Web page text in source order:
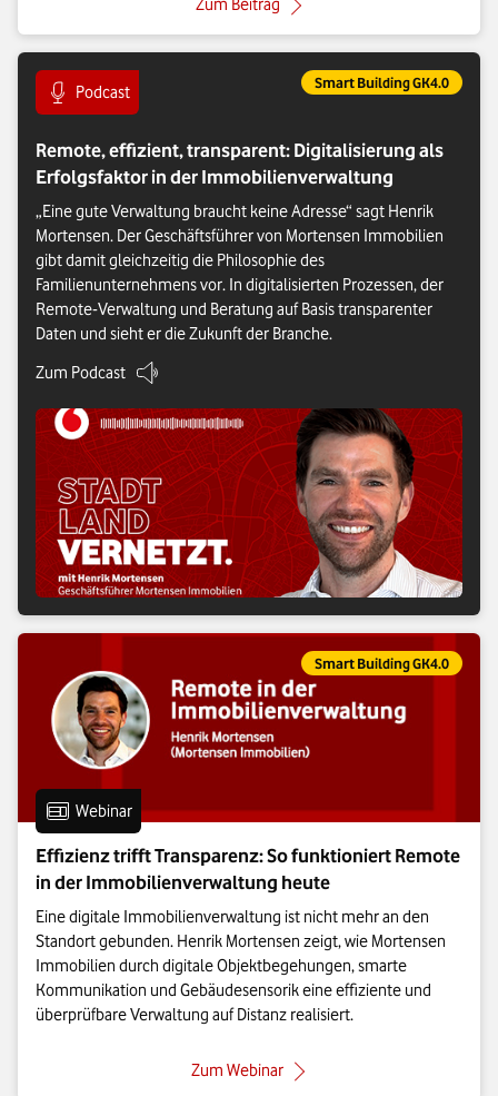
Zum Beitrag
Eintrag vom Format:
Podcast
Eintrag gehört zur Kategorie:
Smart Building GK4.0
Remote, effizient, transparent: Digitalisierung als
Erfolgsfaktor in der Immobilienverwaltung
„Eine gute Verwaltung braucht keine Adresse“ sagt Henrik
Mortensen. Der Geschäftsführer von Mortensen Immobilien
gibt damit gleichzeitig die Philosophie des
Familienunternehmens vor. In digitalisierten Prozessen, der
Remote-Verwaltung und Beratung auf Basis transparenter
Daten und sieht er die Zukunft der Branche.
Zum Podcast
: Remote, effizient, transparent: Digitalisierung als Erfolgsfaktor in
Eintrag gehört zur Kategorie:
Smart Building GK4.0
Eintrag vom Format:
Webinar
Effizienz trifft Transparenz: So funktioniert Remote
in der Immobilienverwaltung heute
Eine digitale Immobilienverwaltung ist nicht mehr an den
Standort gebunden. Henrik Mortensen zeigt, wie Mortensen
Immobilien durch digitale Objektbegehungen, smarte
Kommunikation und Gebäudesensorik eine effiziente und
überprüfbare Verwaltung auf Distanz realisiert.
Zum Webinar: Effizienz trifft Transparenz: